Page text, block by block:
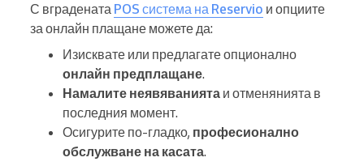
С вградената POS система на Reservio и опциите
за онлайн плащане можете да:
Изисквате или предлагате опционално
онлайн предплащане.
Намалите неявяванията и отменянията в
последния момент.
Осигурите по-гладко, професионално
обслужване на касата.